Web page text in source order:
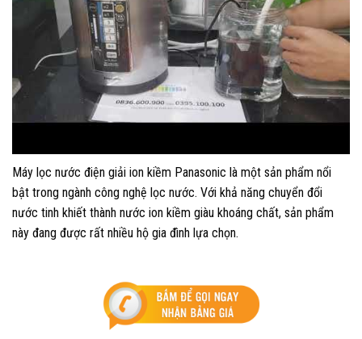
Máy lọc nước điện giải ion kiềm Panasonic là một sản phẩm nổi
bật trong ngành công nghệ lọc nước. Với khả năng chuyển đổi
nước tinh khiết thành nước ion kiềm giàu khoáng chất, sản phẩm
này đang được rất nhiều hộ gia đình lựa chọn.